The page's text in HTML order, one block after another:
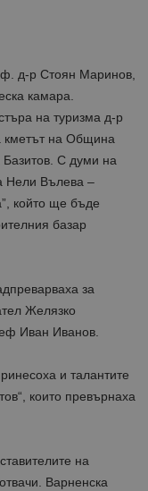
д-р Стоян Маринов,
камара.
на туризма д-р
кметът на Община
С думи на
Нели Вълева –
който ще бъде
базар
за
Желязко
Иван Иванов.
и талантите
които превърнаха
на
Варненска